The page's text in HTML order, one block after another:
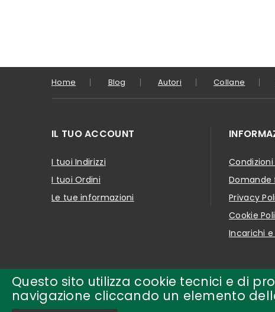
Questo sito utilizza cookie tecnici e di
navigazione cliccando un elemento
Home Blog Autori Collane
IL TUO ACCOUNT
I tuoi Indirizzi
I tuoi Ordini
Le tue informazioni
Domande
Privacy
Cookie
Incarichi
Copyright © 2018-present by